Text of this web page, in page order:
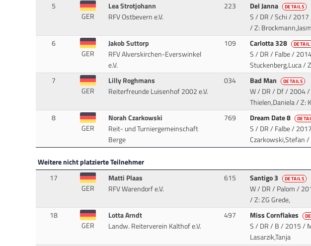
5
GER
Lea Strotjohann
RFV Ostbevern e.V.
223 Del Janna DETAILS
S / DR / Schi / 2017
/ Z:
6
GER
Jakob Suttorp
RFV Alverskirchen-Everswinkel
e.V.
109 Carlotta 328
S / DR / Falbe /
Stuckenberg,Luca /
7
GER
Lilly Roghmans
Reiterfreunde Luisenhof 2002 e.V.
034 Bad Man DETAILS
W / DR / Df / 2004
Thielen,Daniela / Z:
8
GER
Norah Czarkowski
Reit- und Turniergemeinschaft
Berge
769 Dream Date 8
S / DR / Falbe /
Czarkowski,Stefan /
Weitere nicht platzierte Teilnehmer
17
GER
Matti Plaas
RFV Warendorf e.V.
615 Santigo 3 DETAILS
W / DR / Palom /
/ Z: ZG Grede,
18
GER
Lotta Arndt
Landw. Reiterverein Kalthof e.V.
497 Miss Cornflakes
S / DR / B / 2015 /
Lasarzik,Tanja